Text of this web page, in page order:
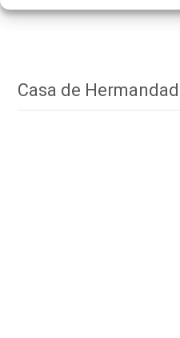
Casa de Hermandad